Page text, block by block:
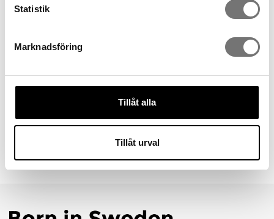
Statistik
Marknadsföring
Tillåt alla
Tillåt urval
Sallads / serveringsbestick Bordsunderlägg dubbelsidigt
129 kr